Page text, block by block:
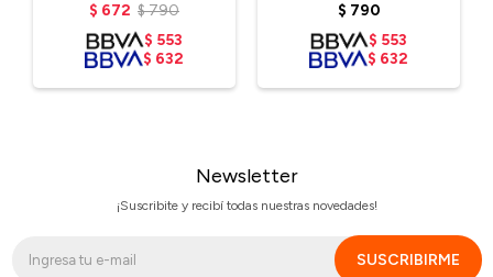
$ 672 $790
$ 553
$ 632
$ 790
$ 553
$ 632
Newsletter
¡Suscribite y recibí todas nuestras novedades!
SUSCRIBIRME